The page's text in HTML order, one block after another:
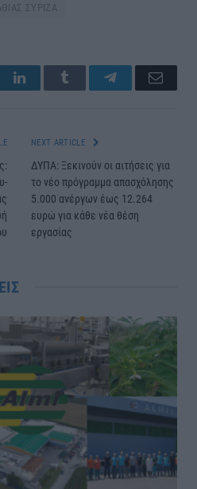
ΣΥΡΙΖΑ
LinkedInTumblr TelegramEmail
NEXT ARTICLE
ΔΥΠΑ: Ξεκινούν οι αιτήσεις για
το νέο πρόγραμμα απασχόλησης
5.000 ανέργων έως 12.264
ευρώ για κάθε νέα θέση
εργασίας